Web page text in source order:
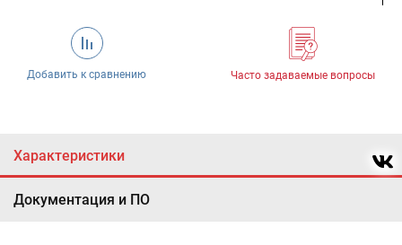
Добавить к сравнению Часто задаваемые вопросы
Характеристики
Документация и ПО